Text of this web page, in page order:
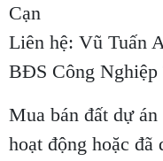
Cạn
Liên hệ: Vũ Tuấn
BĐS Công
Mua bán đất dự
hoạt động hoặc